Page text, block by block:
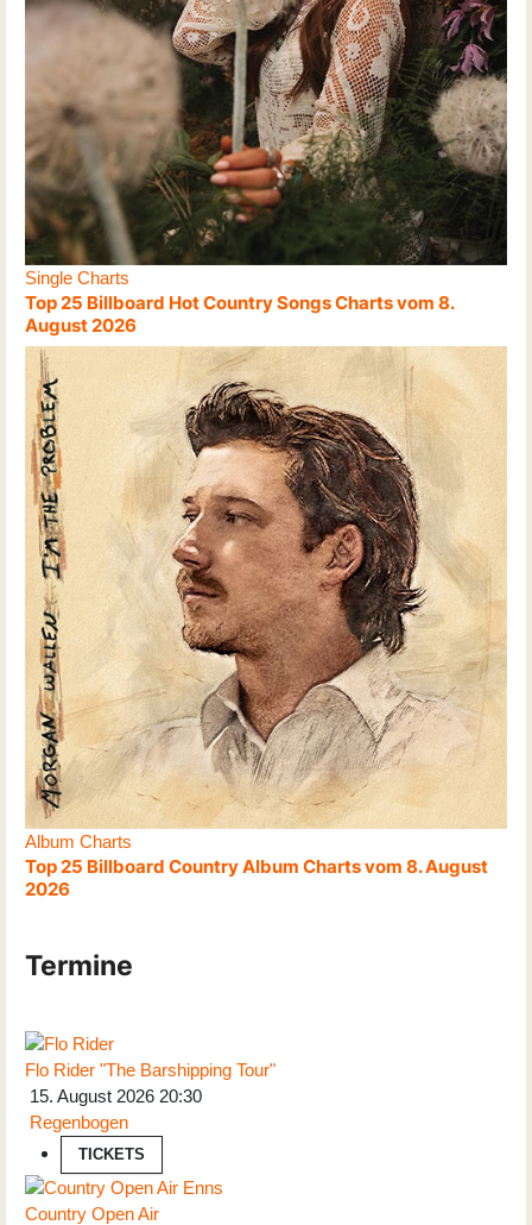
Single Charts
Top 25 Billboard Hot Country Songs Charts vom 8.
August 2026
Album Charts
Top 25 Billboard Country Album Charts vom 8. August
2026
Termine
Flo Rider "The Barshipping Tour"
15. August 2026 20:30
Regenbogen
TICKETS
Country Open Air